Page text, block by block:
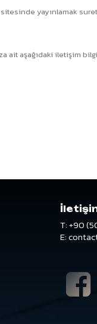
yayınlamak
ait aşağıdaki iletişim
T:+90
E: